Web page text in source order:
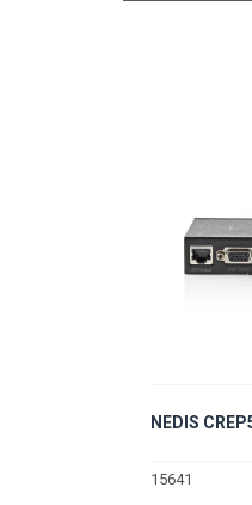
NEDIS
15641